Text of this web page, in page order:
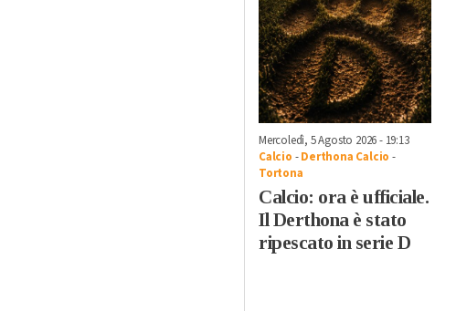
Mercoledì, 5 Agosto 2026 - 19:13
Calcio -Derthona Calcio -
Tortona
Calcio: ora è ufficiale.
Il Derthona è stato
ripescato in serie D